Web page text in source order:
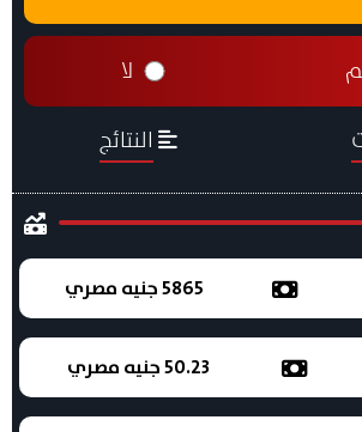
لا
النتائج
5865 جنيه مصري
50.23 جنيه مصري